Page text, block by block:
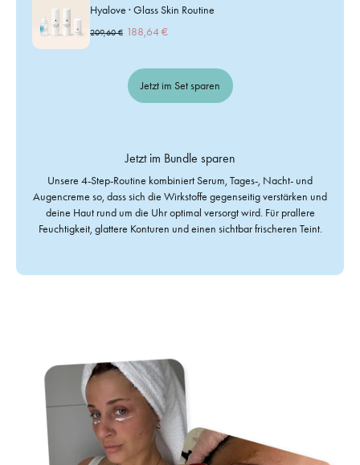
Hyalove · Glass Skin Routine
209,60 € 188,64 €
Jetzt im Set sparen
Jetzt im Bundle sparen
Unsere 4-Step-Routine kombiniert Serum, Tages-, Nacht- und
Augencreme so, dass sich die Wirkstoffe gegenseitig verstärken und
deine Haut rund um die Uhr optimal versorgt wird. Für prallere
Feuchtigkeit, glattere Konturen und einen sichtbar frischeren Teint.